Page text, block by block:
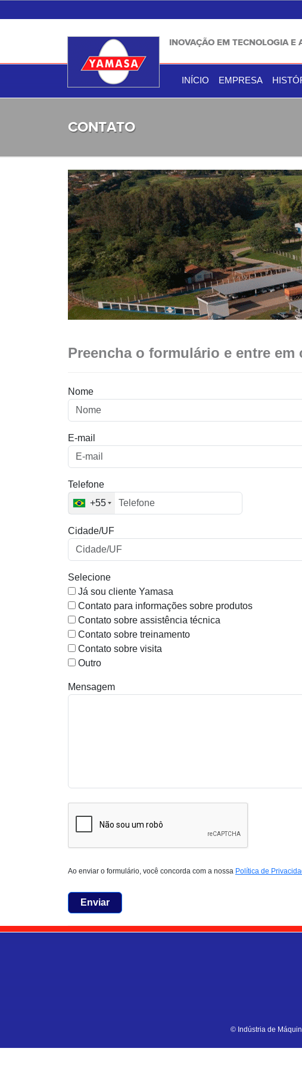
INOVAÇÃO EM TECNOLOGIA E
INÍCIO EMPRESA
CONTATO
Preencha o formulário e entre
Nome
E-mail
Telefone
+55
Cidade/UF
Selecione
Já sou cliente Yamasa
Contato para informações sobre produtos
Contato sobre assistência técnica
Contato sobre treinamento
Contato sobre visita
Outro
Mensagem
Ao enviar o formulário, você concorda com a nossa Política de
Enviar
© Indústria de